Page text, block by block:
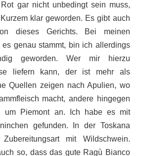
gar nicht unbedingt sein muss,
klar geworden. Es gibt auch
dieses Gerichts. Bei meinen
es genau stammt, bin ich allerdings
geworden. Wer mir hierzu
liefern kann, der ist mehr als
Quellen zeigen nach Apulien, wo
macht, andere hingegen
um Piemont an. Ich habe es mit
gefunden. In der Toskana
mit Wildschwein.
so, dass das gute Ragù Bianco